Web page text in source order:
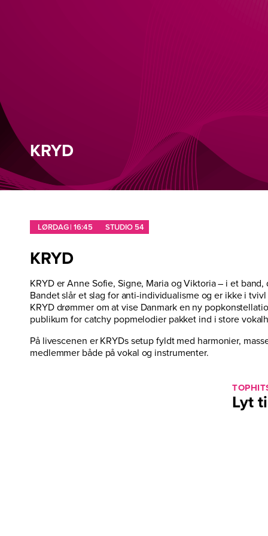
KRYD
LØRDAG | 16:45 STUDIO 54
KRYD
KRYD er Anne Sofie, Signe, Maria og Viktoria – i et
Bandet slår et slag for anti-individualisme og er ikke i
KRYD drømmer om at vise Danmark en ny
publikum for catchy popmelodier pakket ind i store
På livescenen er KRYDs setup fyldt med harmonier,
medlemmer både på vokal og instrumenter.
Lyt